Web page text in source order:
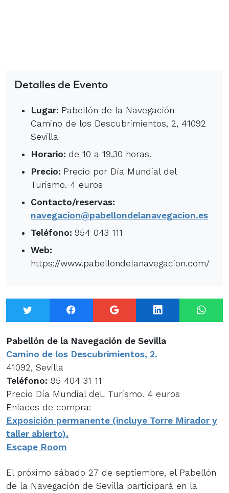
Detalles de Evento
Lugar: Pabellón de la Navegación -
Camino de los Descubrimientos, 2, 41092
Sevilla
Horario: de 10 a 19,30 horas.
Precio: Precio por Día Mundial del
Turismo. 4 euros
Contacto/reservas:
navegacion@pabellondelanavegacion.es
Teléfono: 954 043 111
Web:
https://www.pabellondelanavegacion.com/
Twitter Facebook Google+ LinkedIn
Pabellón de la Navegación de Sevilla
Camino de los Descubrimientos, 2.
41092, Sevilla
Teléfono: 95 404 31 11
Precio Día Mundial deL Turismo. 4 euros
Enlaces de compra:
Exposición permanente (incluye Torre Mirador y
taller abierto).
Escape Room
El próximo sábado 27 de septiembre, el Pabellón
de la Navegación de Sevilla participará en la